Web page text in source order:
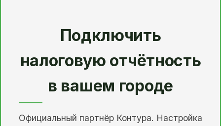
Подключить
налоговую отчётность
в вашем городе
Официальный партнёр Контура. Настройка